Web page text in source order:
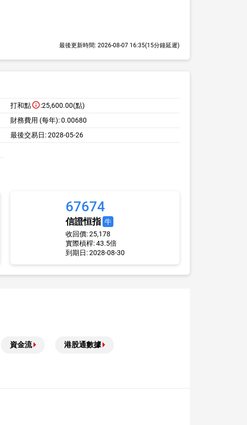
最後更新時間: 2026-08-07 16:35(15分鐘延遲)
打和點 :25,600.00(點)
財務費用 (每年):0.00680
最後交易日:2028-05-26
67674
信證恒指 牛
收回價: 25,178
實際槓桿: 43.5倍
到期日: 2028-08-30
資金流 港股通數據